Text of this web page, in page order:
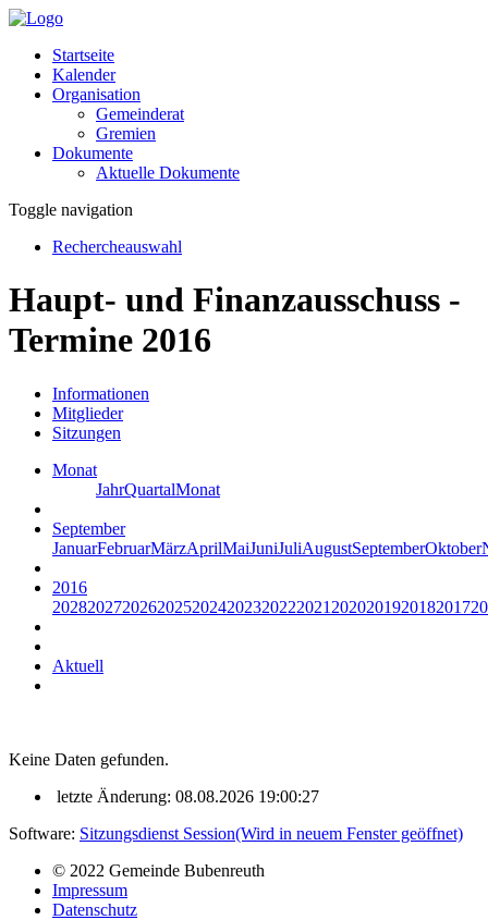
Startseite
Kalender
Organisation
Gemeinderat
Gremien
Dokumente
Aktuelle Dokumente
Toggle navigation
Rechercheauswahl
Haupt- und Finanzausschuss -
Termine 2016
Informationen
Mitglieder
Sitzungen
Monat
JahrQuartalMonat
September
JanuarFebruarMärzAprilMaiJuniJuliAugustSeptemberOktober
2016
20282027202620252024202320222021 2020201920182017
Aktuell
Keine Daten gefunden.
letzte Änderung: 08.08.2026 19:00:27
Software: Sitzungsdienst Session(Wird in neuem Fenster geöffnet)
© 2022 Gemeinde Bubenreuth
Impressum
Datenschutz